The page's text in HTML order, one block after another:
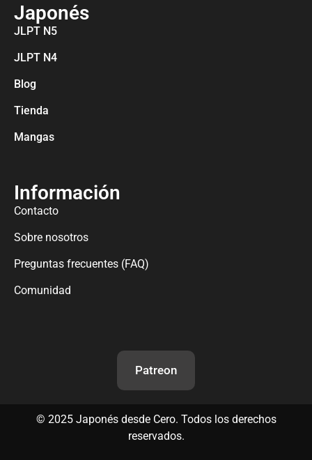
Japonés
JLPT N5
JLPT N4
Blog
Tienda
Mangas
Información
Contacto
Sobre nosotros
Preguntas frecuentes (FAQ)
Comunidad
Patreon
© 2025Japonés desde Cero. Todos los derechos
reservados.